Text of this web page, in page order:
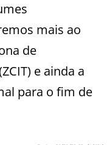
mais ao
de
e ainda a
para o fim de